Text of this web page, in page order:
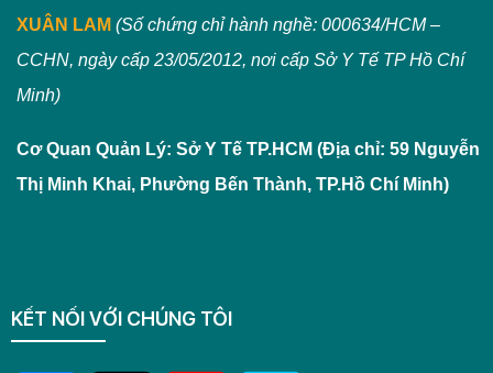
XUÂN LAM (Số chứng chỉ hành nghề: 000634/HCM –
CCHN, ngày cấp 23/05/2012, nơi cấp Sở Y Tế TP Hồ Chí
Minh)
Cơ Quan Quản Lý: Sở Y Tế TP.HCM (Địa chỉ: 59 Nguyễn
Thị Minh Khai, Phường Bến Thành, TP.Hồ Chí Minh)
KẾT NỐI VỚI CHÚNG TÔI